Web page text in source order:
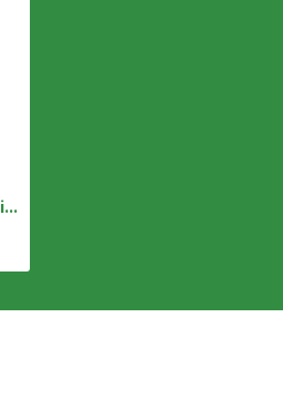
90s Açık Kar Yıkama Likralı Süper Yüksek Bel Salaş Jeans Palazzo Pantolon Wide Leg